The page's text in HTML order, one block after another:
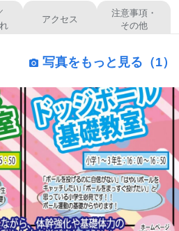
アクセス
注意事項・
その他
写真をもっと見る（1）